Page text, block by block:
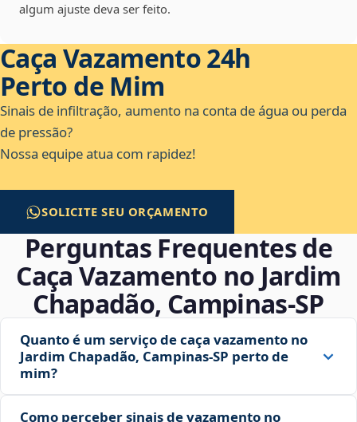
algum ajuste deva ser feito.
Caça Vazamento 24h
Perto de Mim
Sinais de infiltração, aumento na conta de água ou perda
de pressão?
Nossa equipe atua com rapidez!
SOLICITE SEU ORÇAMENTO
Perguntas Frequentes de
Caça Vazamento no Jardim
Chapadão, Campinas‑SP
Quanto é um serviço de caça vazamento no
Jardim Chapadão, Campinas‑SP perto de
mim?
Como perceber sinais de vazamento no